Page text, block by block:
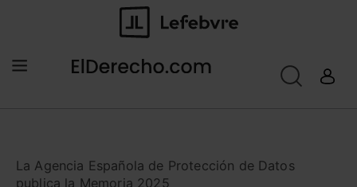
La Agencia Española de Protección de Datos
publica la Memoria 2025